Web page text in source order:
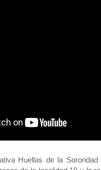
Huellas de la